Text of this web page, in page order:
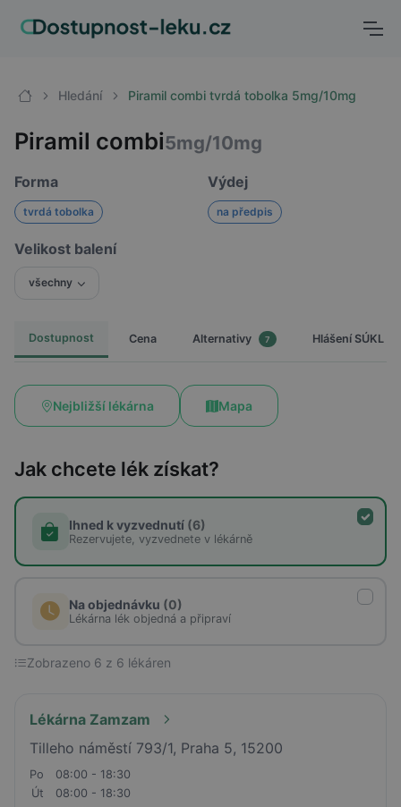
Hledání Piramil combi tvrdá tobolka 5mg/10mg
Piramil combi5mg/10mg
Forma
tvrdá tobolka
Výdej
na předpis
Velikost balení
všechny
Dostupnost Cena Alternativy 7 Hlášení SÚKL
Nejbližší lékárna Mapa
Jak chcete lék získat?
Ihned k vyzvednutí (6)
Rezervujete, vyzvednete v lékárně
Na objednávku (0)
Lékárna lék objedná a připraví
Zobrazeno 6 z 6 lékáren
Lékárna Zamzam
Tilleho náměstí 793/1, Praha 5, 15200
Po
08:00 - 18:30
Út
08:00 - 18:30